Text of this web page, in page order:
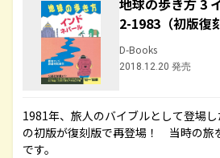
地球の歩き方 3
2-1983（初版復
D-Books
2018.12.20 発売
1981年、旅人のバイブルとして登場
の初版が復刻版で再登場！ 当時の旅
です。